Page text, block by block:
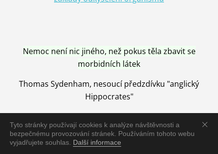
Tyto stránky používají cookies k analýze návštěvnosti a
bezpečnému provozování stránek. Používáním tohoto webu
vyjadřujete souhlas. Další informace
Nemoc není nic jiného, než pokus těla zbavit se
morbidních látek
Thomas Sydenham, nesoucí předzdívku "anglický
Hippocrates"
Nemoc je vyléčena jen pomocí Přírody, neutralizací a